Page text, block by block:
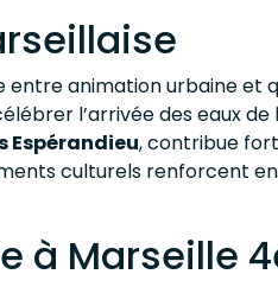
entre animation urbaine et
l’arrivée des eaux
Espérandieu, contribue
culturels renforcent
à Marseille